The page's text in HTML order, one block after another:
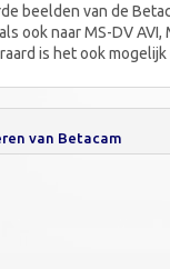
beelden van de
ook naar MS-DV
is het ook
van Betacam